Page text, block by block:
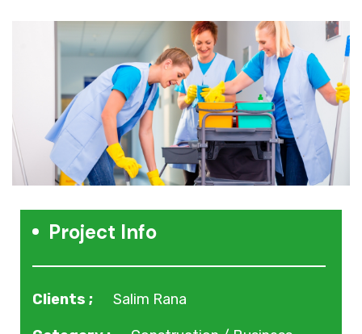
Project Info
Clients ; Salim Rana